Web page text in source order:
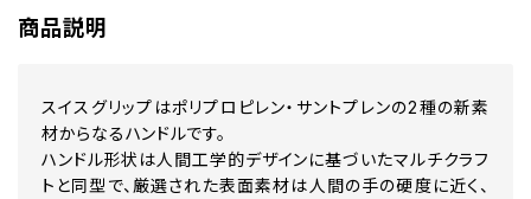
商品説明
スイスグリップはポリプロピレン・サントプレンの2種の新素
材からなるハンドルです。
ハンドル形状は人間工学的デザインに基づいたマルチクラフ
トと同型で、厳選された表面素材は人間の手の硬度に近く、